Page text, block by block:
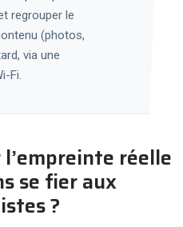
regrouper le
(photos,
via une
Fi.
réelle
se fier aux
?